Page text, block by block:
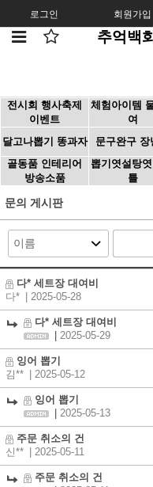
로그인 회원가입
추억백
전시회 행사축제
이벤트
체험아이템
여
달고나뽑기 똥과자 문구완구 장
골동품 인테리어
방송소품
뽑기엿설탕엿
틀
문의 게시판
다* 세트장 대여비
다*
| 2025-05-28
다* 세트장 대여비
2025-05-29
잉어 뽑기
김**
| 2025-05-12
잉어 뽑기
2025-05-13
주문 취소의 건
신**
| 2025-05-11
주문 취소의 건